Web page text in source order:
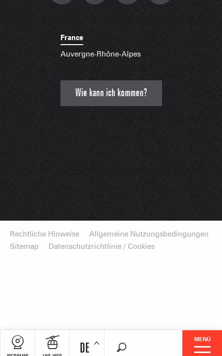
MENÜ
DE
France
Auvergne-Rhône-Alpes
Wie kann ich kommen?
Rechtliche Hinweise
Allgemeine Nutzungsbedingungen
Sitemap
Datenschutzrichtlinie / Cookies